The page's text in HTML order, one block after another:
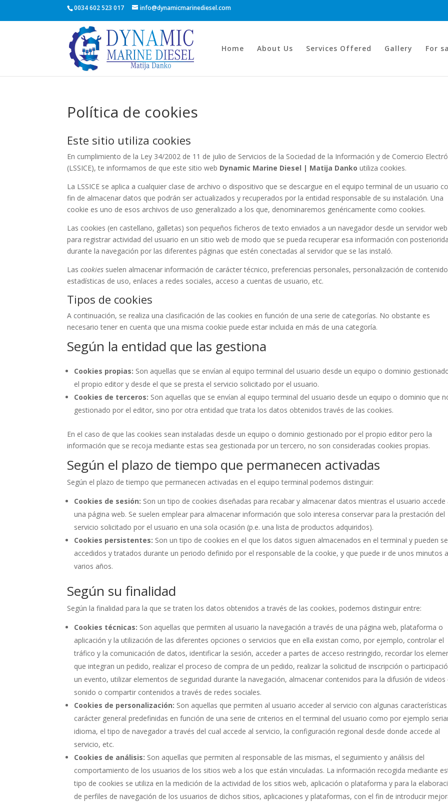
0034 602 523 017 info@dynamicmarinediesel.com
Home About Us Services Offered Gallery For
Política de cookies
Este sitio utiliza cookies
En cumplimiento de la Ley 34/2002 de 11 de julio de Servicios de la Sociedad de la Información y de Comercio
(LSSICE), te informamos de que este sitio web Dynamic Marine Diesel | Matija Danko utiliza cookies.
La LSSICE se aplica a cualquier clase de archivo o dispositivo que se descargue en el equipo terminal de un usuario
fin de almacenar datos que podrán ser actualizados y recuperados por la entidad responsable de su instalación. Una
cookie es uno de esos archivos de uso generalizado a los que, denominaremos genéricamente como cookies.
Las cookies (en castellano, galletas) son pequeños ficheros de texto enviados a un navegador desde un servidor web
para registrar actividad del usuario en un sitio web de modo que se pueda recuperar esa información con
durante la navegación por las diferentes páginas que estén conectadas al servidor que se las instaló.
Lascookies suelen almacenar información de carácter técnico, preferencias personales, personalización de
estadísticas de uso, enlaces a redes sociales, acceso a cuentas de usuario, etc.
Tipos de cookies
A continuación, se realiza una clasificación de las cookies en función de una serie de categorías. No obstante es
necesario tener en cuenta que una misma cookie puede estar incluida en más de una categoría.
Según la entidad que las gestiona
Cookies propias: Son aquellas que se envían al equipo terminal del usuario desde un equipo o dominio
el propio editor y desde el que se presta el servicio solicitado por el usuario.
Cookies de terceros: Son aquellas que se envían al equipo terminal del usuario desde un equipo o dominio que
gestionado por el editor, sino por otra entidad que trata los datos obtenidos través de las cookies.
En el caso de que las cookies sean instaladas desde un equipo o dominio gestionado por el propio editor pero la
información que se recoja mediante estas sea gestionada por un tercero, no son consideradas cookies propias.
Según el plazo de tiempo que permanecen activadas
Según el plazo de tiempo que permanecen activadas en el equipo terminal podemos distinguir:
Cookies de sesión: Son un tipo de cookies diseñadas para recabar y almacenar datos mientras el usuario accede
una página web. Se suelen emplear para almacenar información que solo interesa conservar para la prestación del
servicio solicitado por el usuario en una sola ocasión (p.e. una lista de productos adquiridos).
Cookies persistentes: Son un tipo de cookies en el que los datos siguen almacenados en el terminal y pueden
accedidos y tratados durante un periodo definido por el responsable de la cookie, y que puede ir de unos minutos a
varios años.
Según su finalidad
Según la finalidad para la que se traten los datos obtenidos a través de las cookies, podemos distinguir entre:
Cookies técnicas: Son aquellas que permiten al usuario la navegación a través de una página web, plataforma o
aplicación y la utilización de las diferentes opciones o servicios que en ella existan como, por ejemplo, controlar el
tráfico y la comunicación de datos, identificar la sesión, acceder a partes de acceso restringido, recordar los
que integran un pedido, realizar el proceso de compra de un pedido, realizar la solicitud de inscripción o
un evento, utilizar elementos de seguridad durante la navegación, almacenar contenidos para la difusión de videos
sonido o compartir contenidos a través de redes sociales.
Cookies de personalización: Son aquellas que permiten al usuario acceder al servicio con algunas
carácter general predefinidas en función de una serie de criterios en el terminal del usuario como por ejemplo
idioma, el tipo de navegador a través del cual accede al servicio, la configuración regional desde donde accede al
servicio, etc.
Cookies de análisis: Son aquellas que permiten al responsable de las mismas, el seguimiento y análisis del
comportamiento de los usuarios de los sitios web a los que están vinculadas. La información recogida mediante
tipo de cookies se utiliza en la medición de la actividad de los sitios web, aplicación o plataforma y para la
de perfiles de navegación de los usuarios de dichos sitios, aplicaciones y plataformas, con el fin de introducir